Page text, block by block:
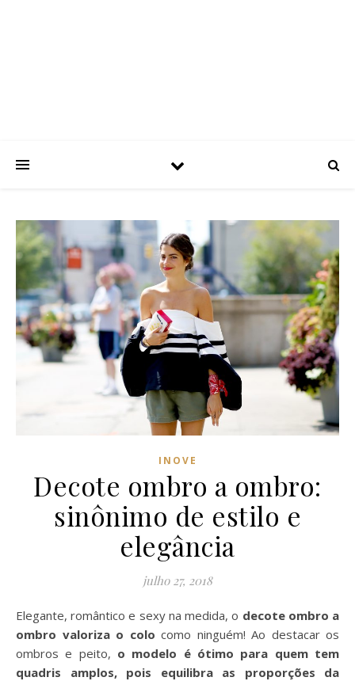
INOVE
Decote ombro a ombro:
sinônimo de estilo e
elegância
julho 27, 2018
Elegante, romântico e sexy na medida, o decote ombro a
ombro valoriza o colo como ninguém! Ao destacar os
ombros e peito, o modelo é ótimo para quem tem
quadris amplos, pois equilibra as proporções da